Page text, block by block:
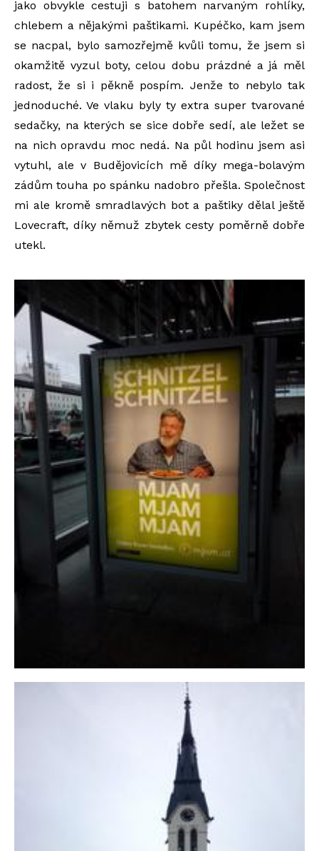
jako obvykle cestuji s batohem narvaným rohlíky,
chlebem a nějakými paštikami. Kupéčko, kam jsem
se nacpal, bylo samozřejmě kvůli tomu, že jsem si
okamžitě vyzul boty, celou dobu prázdné a já měl
radost, že si i pěkně pospím. Jenže to nebylo tak
jednoduché. Ve vlaku byly ty extra super tvarované
sedačky, na kterých se sice dobře sedí, ale ležet se
na nich opravdu moc nedá. Na půl hodinu jsem asi
vytuhl, ale v Budějovicích mě díky mega-bolavým
zádům touha po spánku nadobro přešla. Společnost
mi ale kromě smradlavých bot a paštiky dělal ještě
Lovecraft, díky němuž zbytek cesty poměrně dobře
utekl.